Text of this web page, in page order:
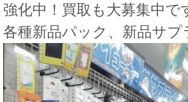
強化中！買取も大募集中で
各種新品パック、新品サ